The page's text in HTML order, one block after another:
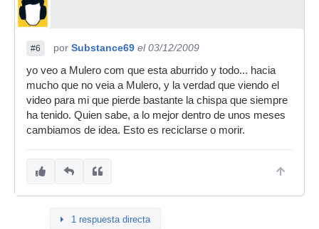
#6 por Substance69 el 03/12/2009
yo veo a Mulero com que esta aburrido y todo... hacia
mucho que no veia a Mulero, y la verdad que viendo el
video para mi que pierde bastante la chispa que siempre
ha tenido. Quien sabe, a lo mejor dentro de unos meses
cambiamos de idea. Esto es reciclarse o morir.
1 respuesta directa